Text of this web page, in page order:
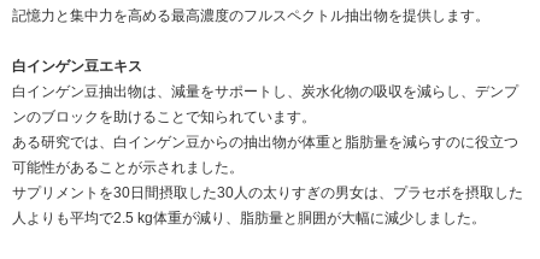
記憶力と集中力を高める最高濃度のフルスペクトル抽出物を提供します。
白インゲン豆エキス
白インゲン豆抽出物は、減量をサポートし、炭水化物の吸収を減らし、デンプ
ンのブロックを助けることで知られています。
ある研究では、白インゲン豆からの抽出物が体重と脂肪量を減らすのに役立つ
可能性があることが示されました。
サプリメントを30日間摂取した30人の太りすぎの男女は、プラセボを摂取した
人よりも平均で2.5 kg体重が減り、脂肪量と胴囲が大幅に減少しました。